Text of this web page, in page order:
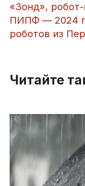
​«Зонд»,
ПИПФ — 2024
роботов из
Читайте